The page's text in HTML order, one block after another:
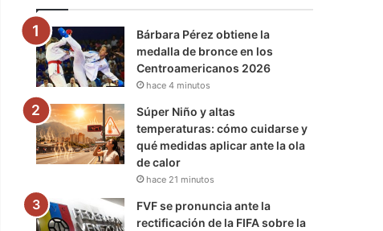
o
k
r
e
r
a
m
a
m
Bárbara Pérez obtiene la
medalla de bronce en los
Centroamericanos 2026
hace 4 minutos
Súper Niño y altas
temperaturas: cómo cuidarse y
qué medidas aplicar ante la ola
de calor
hace 21 minutos
FVF se pronuncia ante la
rectificación de la FIFA sobre la